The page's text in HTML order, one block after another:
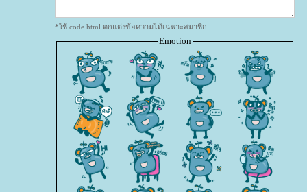
*ใช้ code html ตกแต่งข้อความได้เฉพาะสมาชิก
Emotion